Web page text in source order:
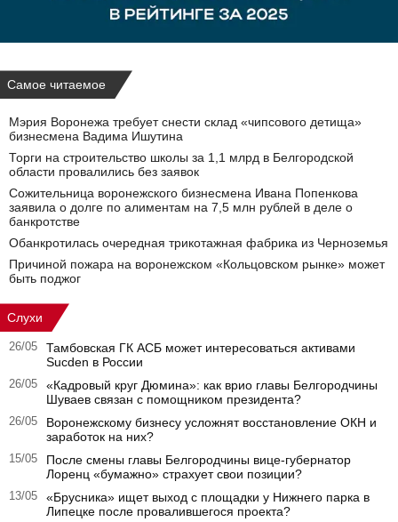
Самое читаемое
Мэрия Воронежа требует снести склад «чипсового детища»
бизнесмена Вадима Ишутина
Торги на строительство школы за 1,1 млрд в Белгородской
области провалились без заявок
Сожительница воронежского бизнесмена Ивана Попенкова
заявила о долге по алиментам на 7,5 млн рублей в деле о
банкротстве
Обанкротилась очередная трикотажная фабрика из Черноземья
Причиной пожара на воронежском «Кольцовском рынке» может
быть поджог
Слухи
26/05
Тамбовская ГК АСБ может интересоваться активами
Sucden в России
26/05
«Кадровый круг Дюмина»: как врио главы Белгородчины
Шуваев связан с помощником президента?
26/05
Воронежскому бизнесу усложнят восстановление ОКН и
заработок на них?
15/05
После смены главы Белгородчины вице-губернатор
Лоренц «бумажно» страхует свои позиции?
13/05
«Брусника» ищет выход с площадки у Нижнего парка в
Липецке после провалившегося проекта?